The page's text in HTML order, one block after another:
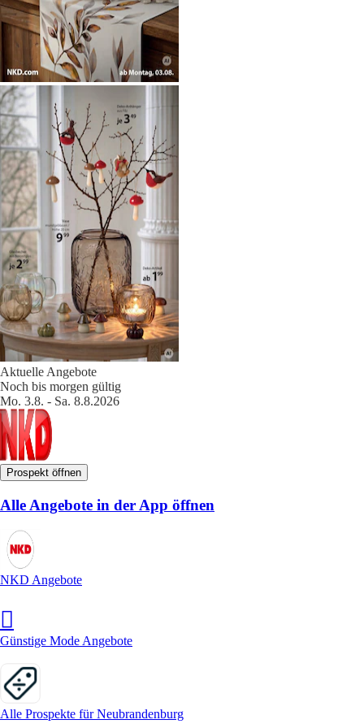
Aktuelle Angebote
Noch bis morgen gültig
Mo. 3.8. - Sa. 8.8.2026
Prospekt öffnen
Alle Angebote in der App öffnen
NKD Angebote
Günstige Mode Angebote
Alle Prospekte für Neubrandenburg